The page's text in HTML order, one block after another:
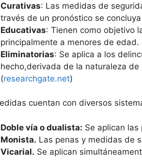
Curativas: Las medidas de
través de un pronóstico se
Educativas: Tienen como objetivo
principalmente a menores de edad.
Eliminatorias: Se aplica a los
hecho,derivada de la naturaleza
(researchgate.net)
cuentan con diversos
Doble vía o dualista: Se aplican
Monista. Las penas y medidas de
Vicarial. Se aplican